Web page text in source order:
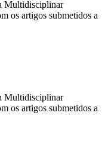
Multidisciplinar
os artigos submetidos a
Multidisciplinar
os artigos submetidos a